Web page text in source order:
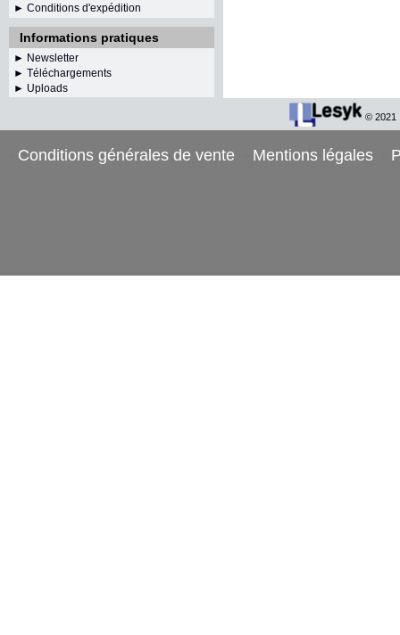
► Conditions d'expédition
Informations pratiques
► Newsletter
► Téléchargements
► Uploads
© 2021
Conditions générales de vente Mentions légales